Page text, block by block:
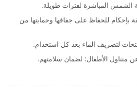
الشمس المباشرة لفترات طويلة.
بإحكام للحفاظ على جفافها وحمايتها من
لتصريف الماء بعد كل استخدام.
عن متناول الأطفال: لضمان سلامتهم.